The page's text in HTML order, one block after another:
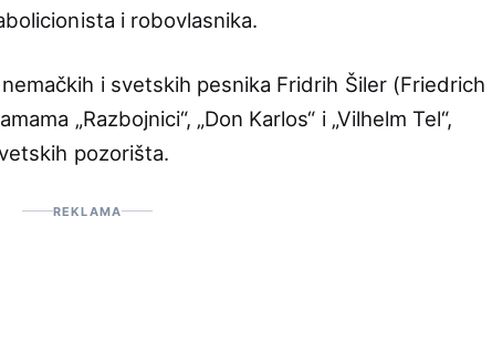
i robovlasnika.
i svetskih pesnika Fridrih Šiler (Friedrich
„Razbojnici“, „Don Karlos“ i „Vilhelm Tel“,
pozorišta.
REKLAMA